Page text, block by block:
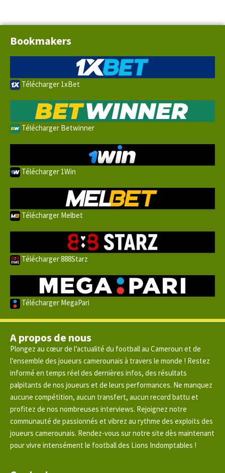
Bookmakers
Télécharger 1xBet
Télécharger Betwinner
Télécharger 1Win
Télécharger Melbet
Télécharger 888Starz
Télécharger MegaPari
A propos de nous
Plongez au cœur de l’actualité du football au Cameroun et de
l’ensemble des joueurs camerounais à travers le monde ! Restez
informé en temps réel des dernières infos, des résultats
palpitants de nos joueurs et de leurs performances. Ne manquez
aucune compétition, aucun transfert, aucun record battu et
profitez de nos nombreuses interviews. Rejoignez notre
communauté de passionnés et vibrez au rythme des exploits des
joueurs camerounais. Rendez-vous sur notre site dès maintenant
pour vivre intensément le football des Lions Indomptables !